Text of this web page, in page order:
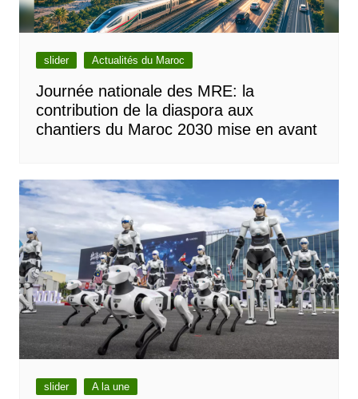
slider Actualités du Maroc
Journée nationale des MRE: la
contribution de la diaspora aux
chantiers du Maroc 2030 mise en avant
slider A la une